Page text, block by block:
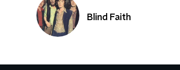
Blind Faith